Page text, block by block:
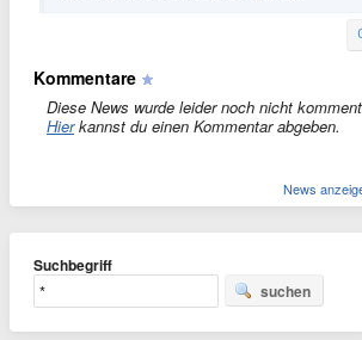
Kommentare
Diese News wurde leider noch nicht
Hierkannst du einen Kommentar abgeben.
News
Suchbegriff
suchen